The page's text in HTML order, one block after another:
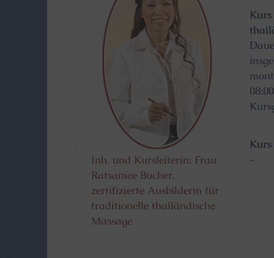
Inh. und Kursleiterin: Frau
Ratsamee Bucher,
zertifizierte Ausbilderin für
traditionelle thailändische
Massage
Kurs
–